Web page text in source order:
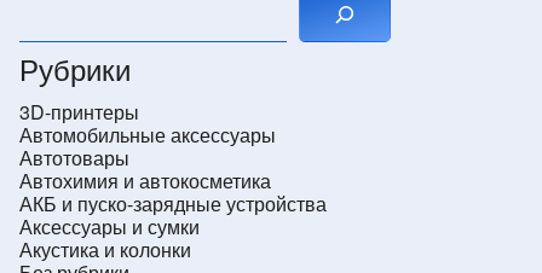
Рубрики
3D-принтеры
Автомобильные аксессуары
Автотовары
Автохимия и автокосметика
АКБ и пуско-зарядные устройства
Аксессуары и сумки
Акустика и колонки